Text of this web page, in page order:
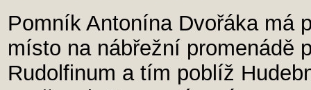
Pomník Antonína Dvořáka má
místo na nábřežní promenádě
Rudolfinum a tím poblíž